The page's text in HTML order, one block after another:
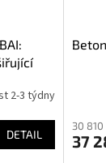
2-3 týdny
DETAIL
30 810
37